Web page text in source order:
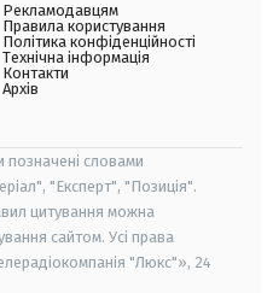
Рекламодавцям
Правила користування
Політика конфіденційності
Технічна інформація
Контакти
Архів
позначені словами
"Експерт", "Позиція".
цитування можна
сайтом. Усі права
"Люкс"», 24